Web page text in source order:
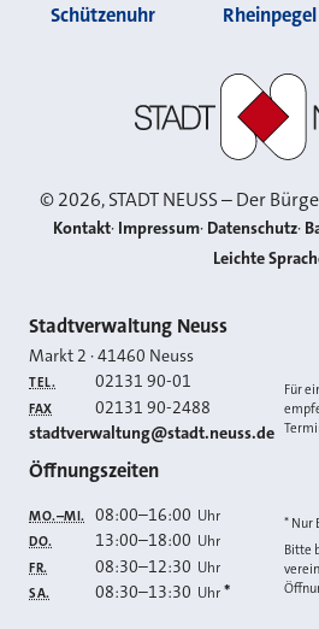
Schützenuhr Rheinpegel
©2026, STADT NEUSS – Der
Kontakt Impressum Datenschutz
Leichte
Kontakt
Stadtverwaltung Neuss
Markt 2 ·41460 Neuss
TEL. 02131 90-01
FAX 02131 90-2488
E-MAIL
stadtverwaltung@stadt.neuss.de
Für
Öffnungszeiten
MO.–MI. 08:00–16:00 Uhr
DO. 13:00–18:00 Uhr
FR. 08:30–12:30 Uhr
SA. 08:30–13:30 Uhr *
* Nur
Bitte